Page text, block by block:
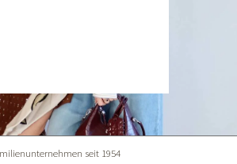
seit 1954